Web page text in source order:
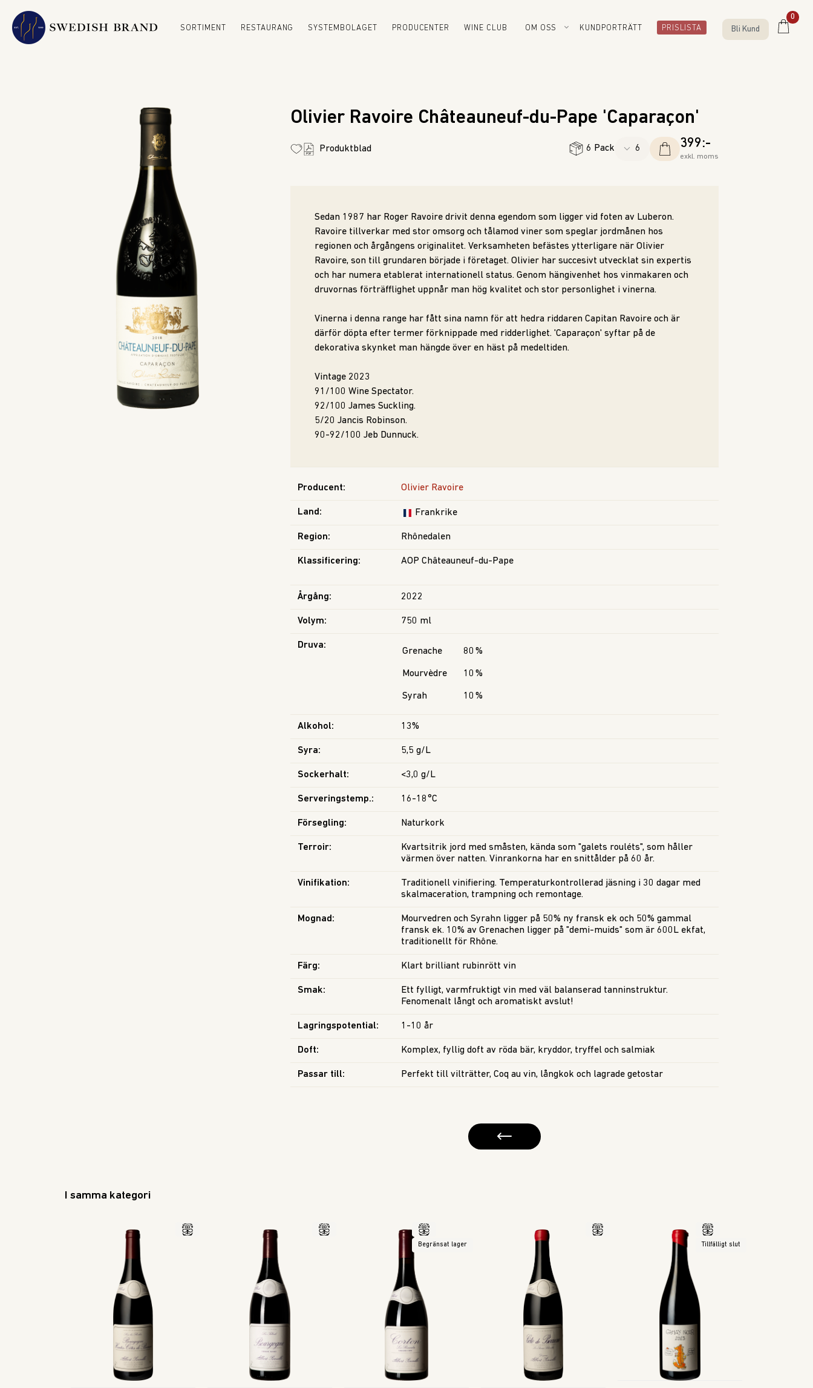
SORTIMENT RESTAURANG SYSTEMBOLAGET PRODUCENTER WINE CLUB OM OSS KUNDPORTRÄTT PRISLISTA Bli Kund
0
Olivier Ravoire Châteauneuf-du-Pape 'Caparaçon'
399:-
exkl. moms
Produktblad 6 Pack
Sedan 1987 har Roger Ravoire drivit denna egendom som ligger vid foten av Luberon.
Ravoire tillverkar med stor omsorg och tålamod viner som speglar jordmånen hos
regionen och årgångens originalitet. Verksamheten befästes ytterligare när Olivier
Ravoire, son till grundaren började i företaget. Olivier har succesivt utvecklat sin expertis
och har numera etablerat internationell status. Genom hängivenhet hos vinmakaren och
druvornas förträfflighet uppnår man hög kvalitet och stor personlighet i vinerna.
Vinerna i denna range har fått sina namn för att hedra riddaren Capitan Ravoire och är
därför döpta efter termer förknippade med ridderlighet. 'Caparaçon' syftar på de
dekorativa skynket man hängde över en häst på medeltiden.
Vintage 2023
91/100 Wine Spectator.
92/100 James Suckling.
5/20 Jancis Robinson.
90-92/100 Jeb Dunnuck.
Producent: Olivier Ravoire
Land : Frankrike
Region: Rhônedalen
Klassificering: AOP Châteauneuf-du-Pape
Årgång: 2022
Volym: 750 ml
Druva:
Grenache 80 %
Mourvèdre 10 %
Syrah 10 %
Alkohol: 13%
Syra: 5,5 g/L
Sockerhalt: <3,0 g/L
Serveringstemp.: 16-18°C
Försegling: Naturkork
Terroir:
Kvartsitrik jord med småsten, kända som "galets rouléts", som håller
värmen över natten. Vinrankorna har en snittålder på 60 år.
Vinifikation:
Traditionell vinifiering. Temperaturkontrollerad jäsning i 30 dagar med
skalmaceration, trampning och remontage.
Mognad :
Mourvedren och Syrahn ligger på 50% ny fransk ek och 50% gammal
fransk ek. 10% av Grenachen ligger på "demi-muids" som är 600L ekfat,
traditionellt för Rhône.
Färg: Klart brilliant rubinrött vin
Doft: Komplex, fyllig doft av röda bär, kryddor, tryffel och salmiak
Smak:
Ett fylligt, varmfruktigt vin med väl balanserad tanninstruktur.
Fenomenalt långt och aromatiskt avslut!
Passar till: Perfekt till vilträtter, Coq au vin, långkok och lagrade getostar
Lagringspotential: 1-10 år
I samma kategori
Begränsat lager Tillfälligt slut